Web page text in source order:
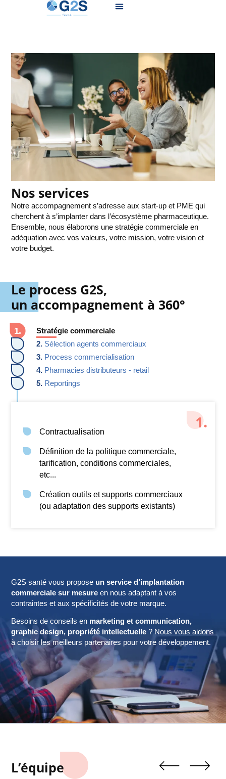
Nos services
Notre accompagnement s’adresse aux start-up et PME qui
cherchent à s’implanter dans l’écosystème pharmaceutique.
Ensemble, nous élaborons une stratégie commerciale en
adéquation avec vos valeurs, votre mission, votre vision et
votre budget.
Le process G2S,
un accompagnement à 360°
Stratégie commerciale
2. Sélection agents commerciaux
3. Process commercialisation
4. Pharmacies distributeurs - retail
5. Reportings
Contractualisation
Définition de la politique commerciale,
tarification, conditions commerciales,
etc...
Création outils et supports commerciaux
(ou adaptation des supports existants)
G2S santé vous propose un service d’implantation
commerciale sur mesure en nous adaptant à vos
contraintes et aux spécificités de votre marque.
Besoins de conseils en marketing et communication,
graphic design, propriété intellectuelle ? Nous vous aidons
à choisir les meilleurs partenaires pour votre développement.
L’équipe